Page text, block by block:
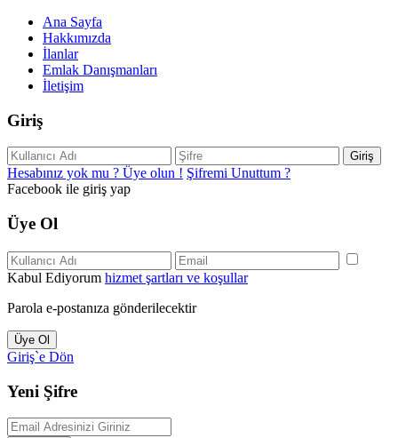
Ana Sayfa
Hakkımızda
İlanlar
Emlak Danışmanları
İletişim
Giriş
Giriş
Hesabınız yok mu ? Üye olun ! Şifremi Unuttum ?
Facebook ile giriş yap
Üye Ol
Kabul Ediyorum hizmet şartları ve koşullar
Parola e-postanıza gönderilecektir
Üye Ol
Giriş`e Dön
Yeni Şifre